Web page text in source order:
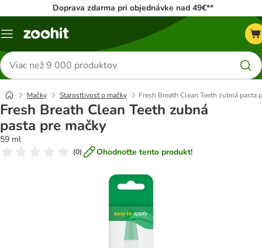
Doprava zdarma pri objednávke nad 49€**
Kategórie
Hľadať
produkty
Mačky Starostlivosť o mačky Fresh Breath Clean Teeth zubná pasta
Fresh Breath Clean Teeth zubná
pasta pre mačky
59 ml
(0) Ohodnoťte tento produkt!